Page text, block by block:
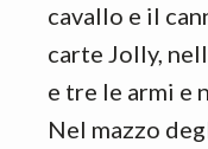
cavallo e il
carte Jolly,
e tre le armi e
Nel mazzo